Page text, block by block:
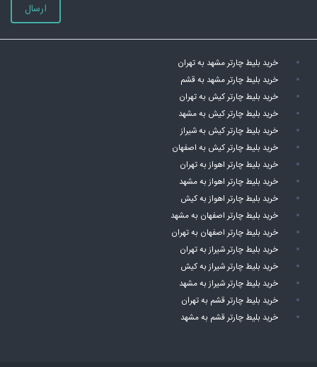
ارسال
خرید بلیط چارتر مشهد به تهران
خرید بلیط چارتر مشهد به قشم
خرید بلیط چارتر کیش به تهران
خرید بلیط چارتر کیش به مشهد
خرید بلیط چارتر کیش به شیراز
خرید بلیط چارتر کیش به اصفهان
خرید بلیط چارتر اهواز به تهران
خرید بلیط چارتر اهواز به مشهد
خرید بلیط چارتر اهواز به کیش
خرید بلیط چارتر اصفهان به مشهد
خرید بلیط چارتر اصفهان به تهران
خرید بلیط چارتر شیراز به تهران
خرید بلیط چارتر شیراز به کیش
خرید بلیط چارتر شیراز به مشهد
خرید بلیط چارتر قشم به تهران
خرید بلیط چارتر قشم به مشهد